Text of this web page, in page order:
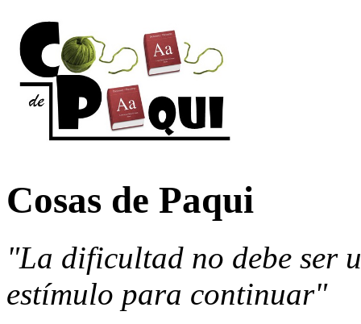
Cosas de Paqui
"La dificultad no debe ser
estímulo para continuar"